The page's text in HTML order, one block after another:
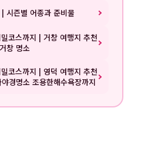
시즌별 어종과 준비물
코스까지 | 거창 여행지 추천
창 명소
코스까지 | 영덕 여행지 추천
경명소 조용한해수욕장까지